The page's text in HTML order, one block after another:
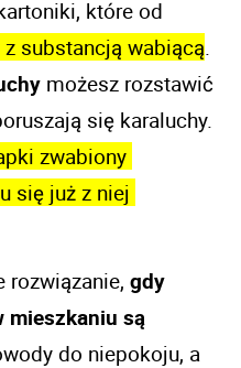
które od
substancją wabiącą.
możesz rozstawić
zwabiony
się już z niej
rozwiązanie, gdy
mieszkaniu są
do niepokoju, a